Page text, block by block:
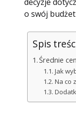
decyzje
o swój
Spis
Średnie
Jak
Na co